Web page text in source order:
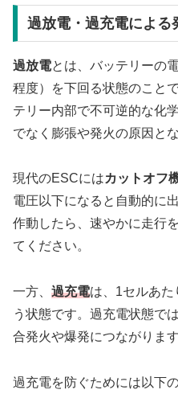
過放電・過充電による
過放電とは、バッテリーの
程度）を下回る状態のこと
テリー内部で不可逆的な化
でなく膨張や発火の原因とな
現代のESCにはカットオフ
電圧以下になると自動的に
作動したら、速やかに走行
てください。
一方、 過充電は、1セルあた
う状態です。過充電状態で
合発火や爆発につながります
過充電を防ぐためには以下